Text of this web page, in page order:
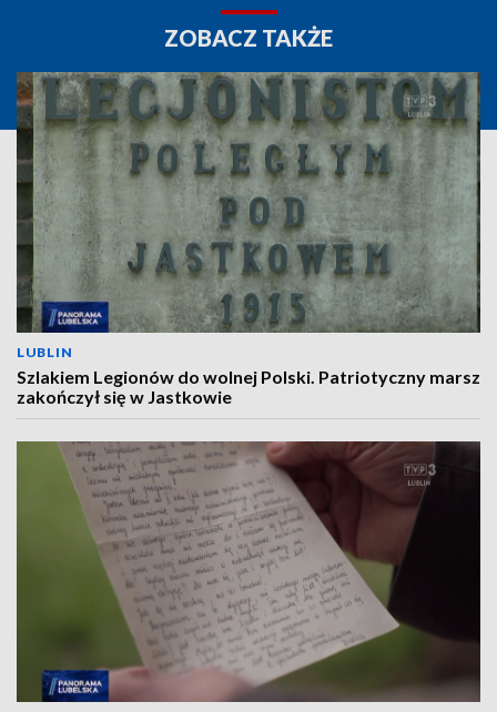
ZOBACZ TAKŻE
LUBLIN
Szlakiem Legionów do wolnej Polski. Patriotyczny marsz
zakończył się w Jastkowie